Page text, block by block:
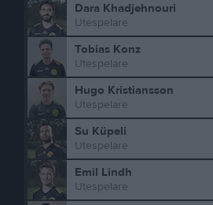
Dara Khadjehnouri
Utespelare
Tobias Konz
Utespelare
Hugo Kristiansson
Utespelare
Su Küpeli
Utespelare
Emil Lindh
Utespelare